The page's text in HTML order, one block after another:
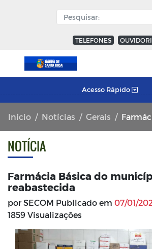
TELEFONES
Acesso Rápido
Início Notícias Gerais Farmácia
NOTÍCIA
Farmácia Básica do
reabastecida
por SECOM Publicado em 07/01/
1859 Visualizações